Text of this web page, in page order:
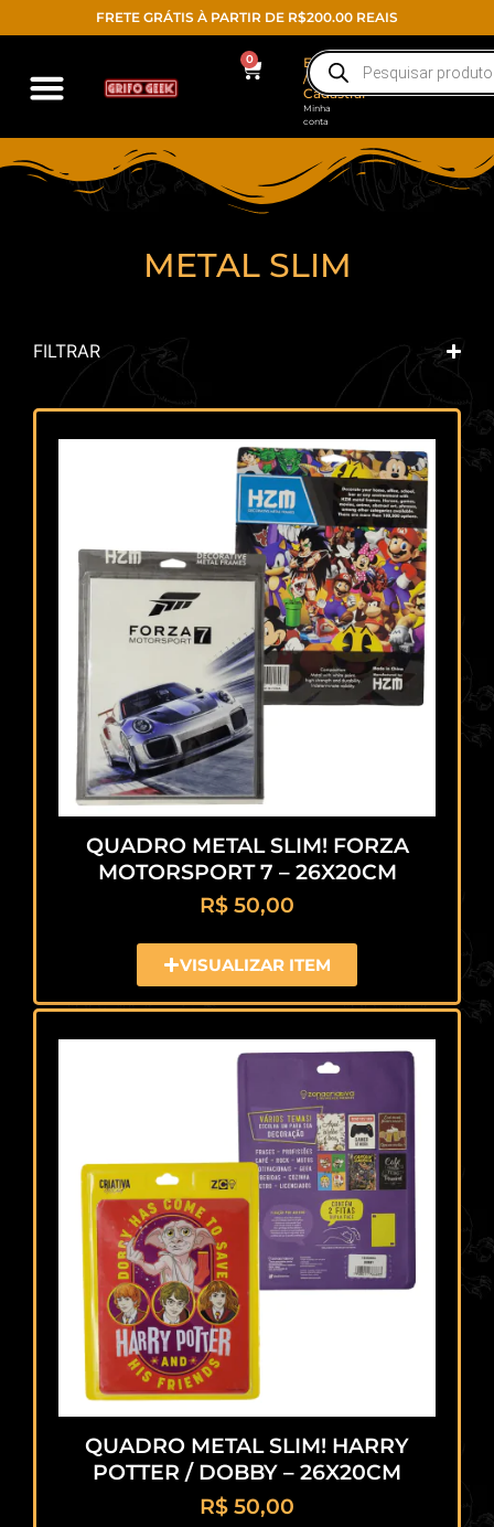
FRETE GRÁTIS À PARTIR DE R$200.00 REAIS
0
Entrar
/
Cadastrar
Minha
conta
METAL SLIM
FILTRAR
QUADRO METAL SLIM! FORZA
MOTORSPORT 7 – 26X20CM
R$ 50,00
VISUALIZAR ITEM
QUADRO METAL SLIM! HARRY
POTTER / DOBBY – 26X20CM
R$ 50,00